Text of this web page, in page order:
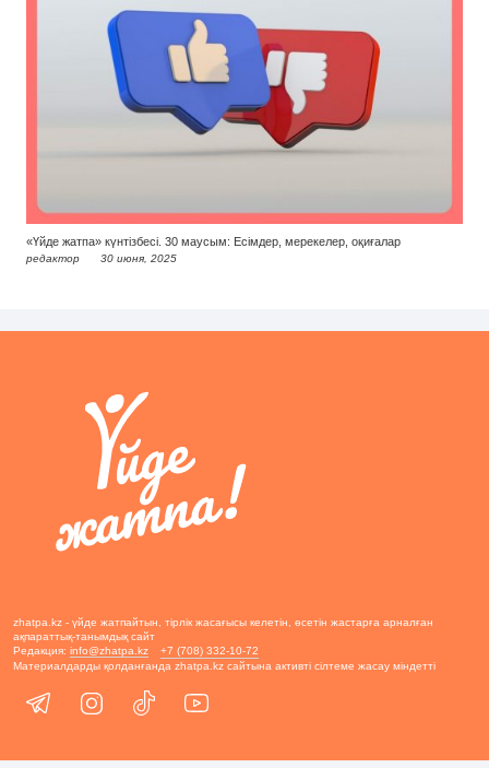
«Үйде жатпа» күнтізбесі. 30 маусым: Есімдер, мерекелер, оқиғалар
редактор 30 июня, 2025
zhatpa.kz - үйде жатпайтын, тірлік жасағысы келетін, өсетін жастарға арналған
ақпараттық-танымдық сайт
Редакция: info@zhatpa.kz
+7 (708) 332-10-72
Материалдарды қолданғанда zhatpa.kz сайтына активті сілтеме жасау міндетті